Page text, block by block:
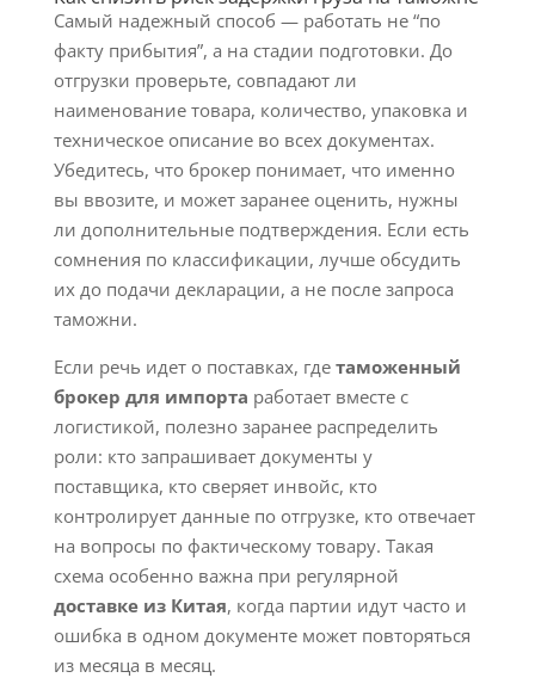
Самый надежный способ — работать не “по
факту прибытия”, а на стадии подготовки. До
отгрузки проверьте, совпадают ли
наименование товара, количество, упаковка и
техническое описание во всех документах.
Убедитесь, что брокер понимает, что именно
вы ввозите, и может заранее оценить, нужны
ли дополнительные подтверждения. Если есть
сомнения по классификации, лучше обсудить
их до подачи декларации, а не после запроса
таможни.
Если речь идет о поставках, где таможенный
брокер для импорта работает вместе с
логистикой, полезно заранее распределить
роли: кто запрашивает документы у
поставщика, кто сверяет инвойс, кто
контролирует данные по отгрузке, кто отвечает
на вопросы по фактическому товару. Такая
схема особенно важна при регулярной
доставке из Китая, когда партии идут часто и
ошибка в одном документе может повторяться
из месяца в месяц.